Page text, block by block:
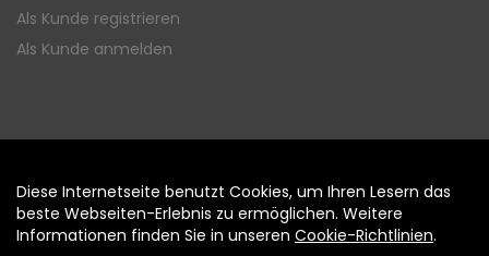
Als Kunde registrieren
Als Kunde anmelden
Diese Internetseite benutzt Cookies, um Ihren Lesern das
beste Webseiten-Erlebnis zu ermöglichen. Weitere
Informationen finden Sie in unseren Cookie-Richtlinien.
Auftrag widerrufen